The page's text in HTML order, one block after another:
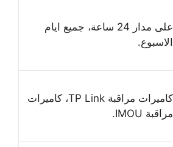
على مدار 24 ساعة، جميع ايام
الاسبوع.
كاميرات مراقبة TP Link، كاميرات
مراقبة IMOU.